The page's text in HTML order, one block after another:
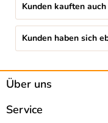
Kunden kauften auch
Kunden haben sich
Über uns
Service